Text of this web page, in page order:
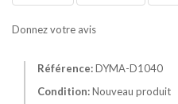
Donnez votre avis
Référence:DYMA-D1040
Condition:Nouveau produit